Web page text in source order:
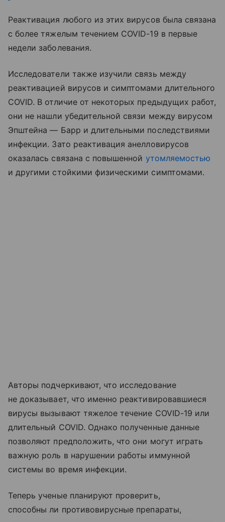
Реактивация любого из этих вирусов была связана
с более тяжелым течением COVID-19 в первые
недели заболевания.
Исследователи также изучили связь между
реактивацией вирусов и симптомами длительного
COVID. В отличие от некоторых предыдущих работ,
они не нашли убедительной связи между вирусом
Эпштейна — Барр и длительными последствиями
инфекции. Зато реактивация анелловирусов
оказалась связана с повышенной утомляемостью
и другими стойкими физическими симптомами.
Авторы подчеркивают, что исследование
не доказывает, что именно реактивировавшиеся
вирусы вызывают тяжелое течение COVID-19 или
длительный COVID. Однако полученные данные
позволяют предположить, что они могут играть
важную роль в нарушении работы иммунной
системы во время инфекции.
Теперь ученые планируют проверить,
способны ли противовирусные препараты,